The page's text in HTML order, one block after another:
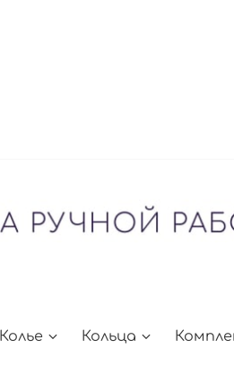
Колье Кольца